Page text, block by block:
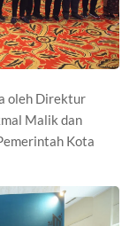
oleh Direktur
Malik dan
Kota